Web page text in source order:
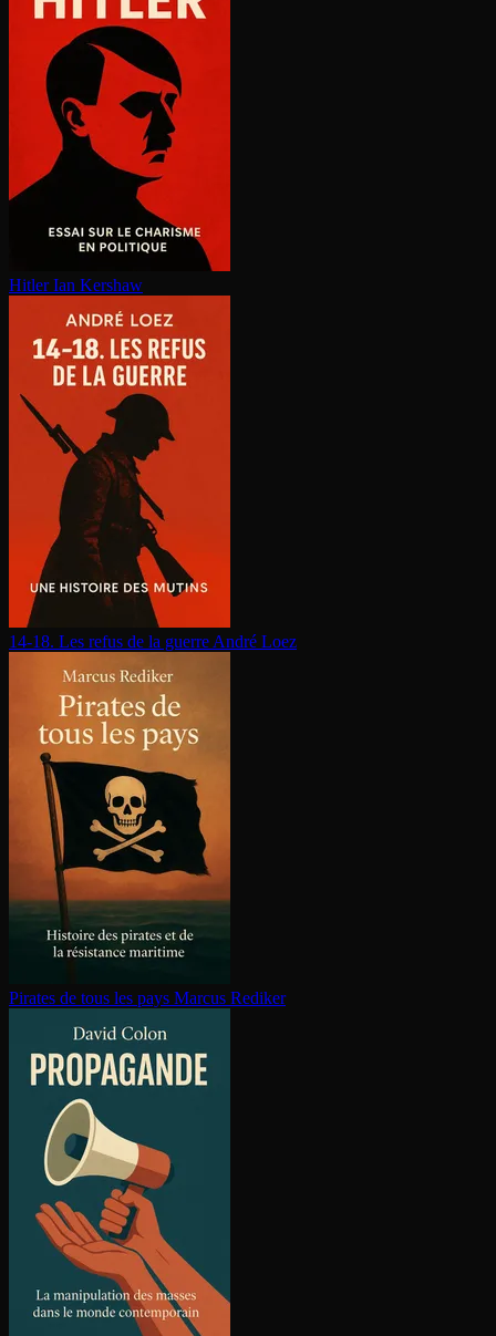
Hitler Ian Kershaw
14-18. Les refus de la guerre André Loez
Pirates de tous les pays Marcus Rediker